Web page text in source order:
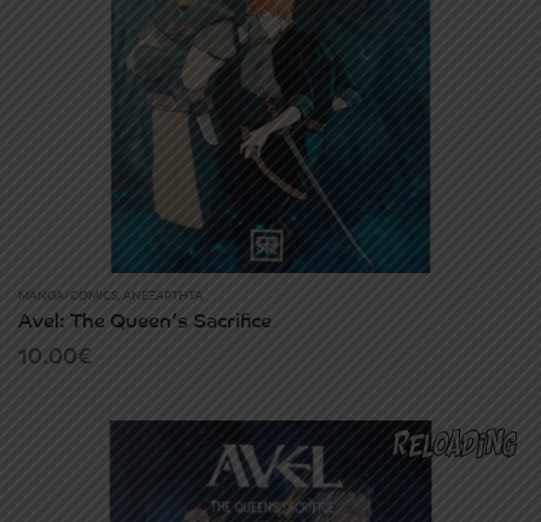
MANGA/COMICS ΑΝΕΞΆΡΤΗΤΑ
Avel: The Queen’s Sacrifice
10.00€